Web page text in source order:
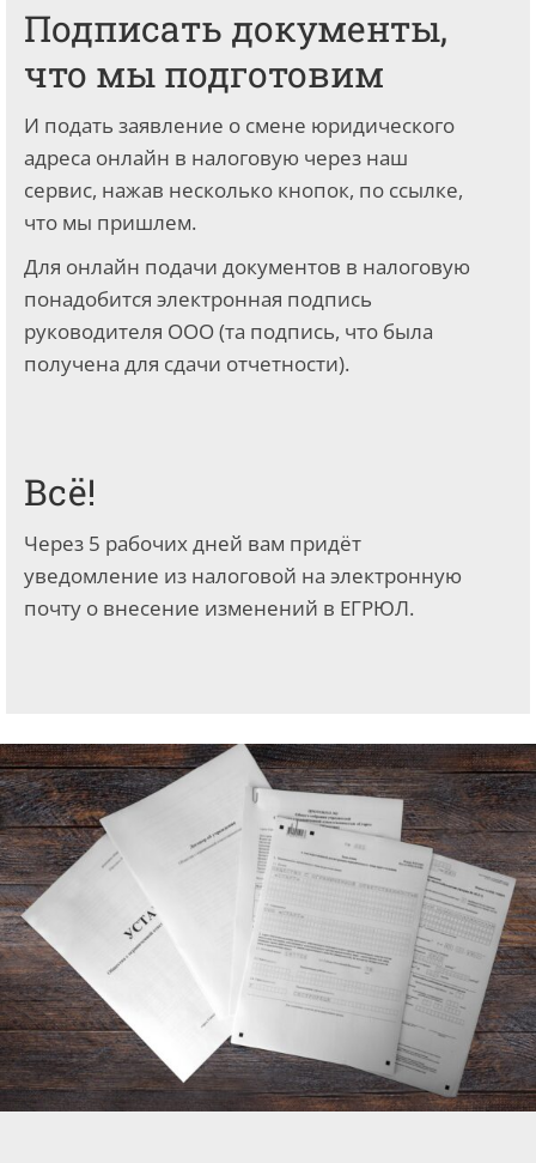
Подписать документы,
что мы подготовим
И подать заявление о смене юридического
адреса онлайн в налоговую через наш
сервис, нажав несколько кнопок, по ссылке,
что мы пришлем.
Для онлайн подачи документов в налоговую
понадобится электронная подпись
руководителя ООО (та подпись, что была
получена для сдачи отчетности).
Всё!
Через 5 рабочих дней вам придёт
уведомление из налоговой на электронную
почту о внесение изменений в ЕГРЮЛ.